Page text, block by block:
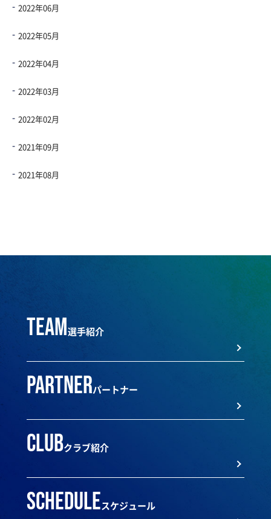
2022年06月
2022年05月
2022年04月
2022年03月
2022年02月
2021年09月
2021年08月
team選手紹介
partnerパートナー
clubクラブ紹介
scheduleスケジュール